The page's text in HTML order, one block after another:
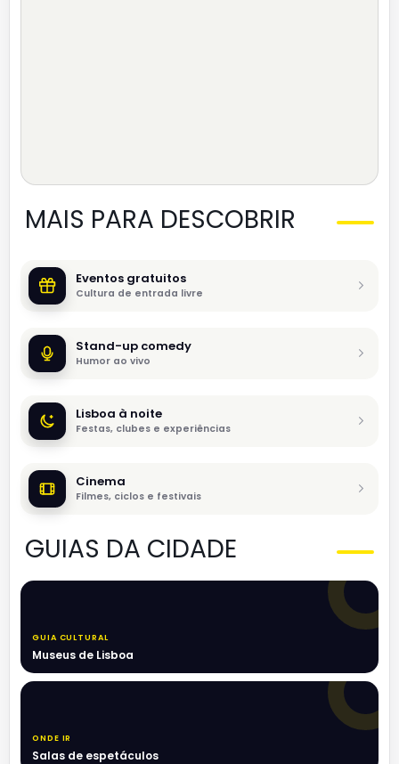
MAIS PARA DESCOBRIR
Eventos gratuitos
Cultura de entrada livre
Stand-up comedy
Humor ao vivo
Lisboa à noite
Festas, clubes e experiências
Cinema
Filmes, ciclos e festivais
GUIAS DA CIDADE
GUIA CULTURAL
Museus de Lisboa
ONDE IR
Salas de espetáculos